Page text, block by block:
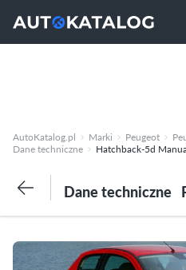
AutoKatalog.pl Marki Peugeot
Dane techniczne Hatchback-5d
Dane techniczne